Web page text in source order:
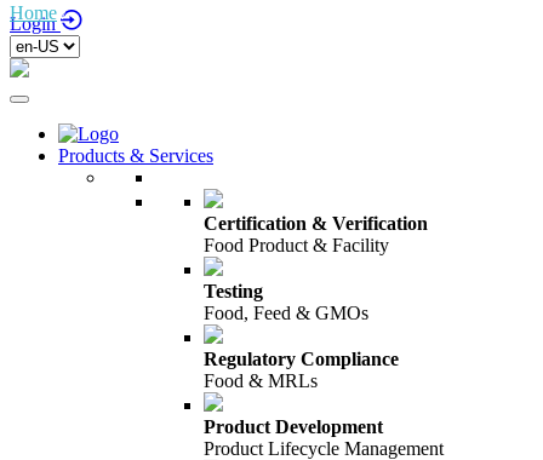
Login
Products & Services
Certification & Verification
Food Product & Facility
Testing
Food, Feed & GMOs
Regulatory Compliance
Food & MRLs
Product Development
Product Lifecycle Management
Home /